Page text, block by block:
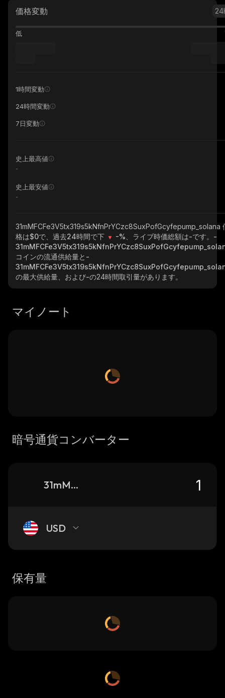
価格変動
低
1時間変動
24時間変動
7日変動
史上最高値
-
史上最安値
-
31mMFCFe3V5tx319s5kNfnPrYCzc8SuxPofGcyfepump_solana
格は$0で、過去24時間で下
-% 、ライブ時価総額は-です。 -
コインの流通供給量と -
の最大供給量、および-の24時間取引量があります。
マイノート
暗号通貨コンバーター
31mMFCFe3V5tx319s5kNfnPrYCzc8SuxPofGcyfepump_solana
USD
保有量